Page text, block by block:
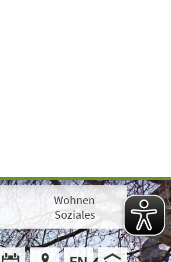
Wohnen
Soziales